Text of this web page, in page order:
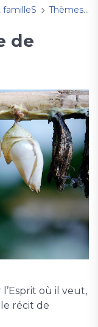
familleS Thèmes, fêtes à découvrir
de
où il veut,
récit de